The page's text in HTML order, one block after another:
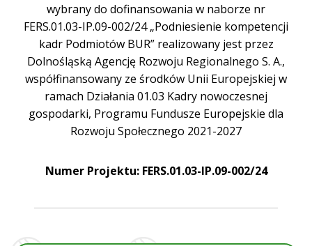
wybrany do dofinansowania w naborze nr
FERS.01.03-IP.09-002/24 „Podniesienie kompetencji
kadr Podmiotów BUR” realizowany jest przez
Dolnośląską Agencję Rozwoju Regionalnego S. A.,
współfinansowany ze środków Unii Europejskiej w
ramach Działania 01.03 Kadry nowoczesnej
gospodarki, Programu Fundusze Europejskie dla
Rozwoju Społecznego 2021-2027
Numer Projektu: FERS.01.03-IP.09-002/24